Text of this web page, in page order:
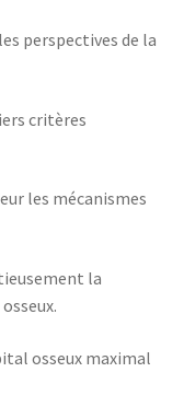
perspectives de la
critères
les mécanismes
la
osseux maximal